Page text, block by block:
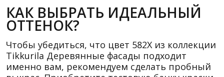
КАК ВЫБРАТЬ ИДЕАЛЬНЫЙ
ОТТЕНОК?
Чтобы убедиться, что цвет 582X из коллекции
Tikkurila Деревянные фасады подходит
именно вам, рекомендуем сделать пробный